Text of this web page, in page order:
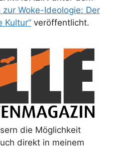
zur Woke-Ideologie: Der
Kultur“ veröffentlicht.
die Möglichkeit
direkt in meinem